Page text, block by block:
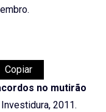
Copiar
no mutirão
2011.